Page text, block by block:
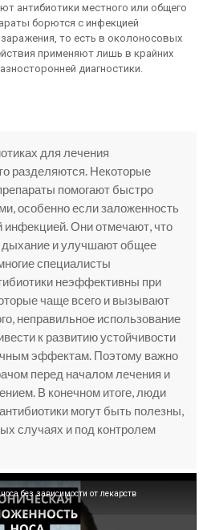
антибиотики местного или общего
борются с инфекцией
то есть в околоносовых
применяют лишь в крайних
диагностики.
для лечения
разделяются. Некоторые
помогают быстро
особенно если заложенность
инфекцией. Они отмечают, что
дыхание и улучшают общее
специалисты
неэффективны при
чаще всего и вызывают
неправильное использование
к развитию устойчивости
эффектам. Поэтому важно
перед началом лечения и
В конечном итоге, люди
могут быть полезны,
случаях и под контролем
без зависимости от лекарств